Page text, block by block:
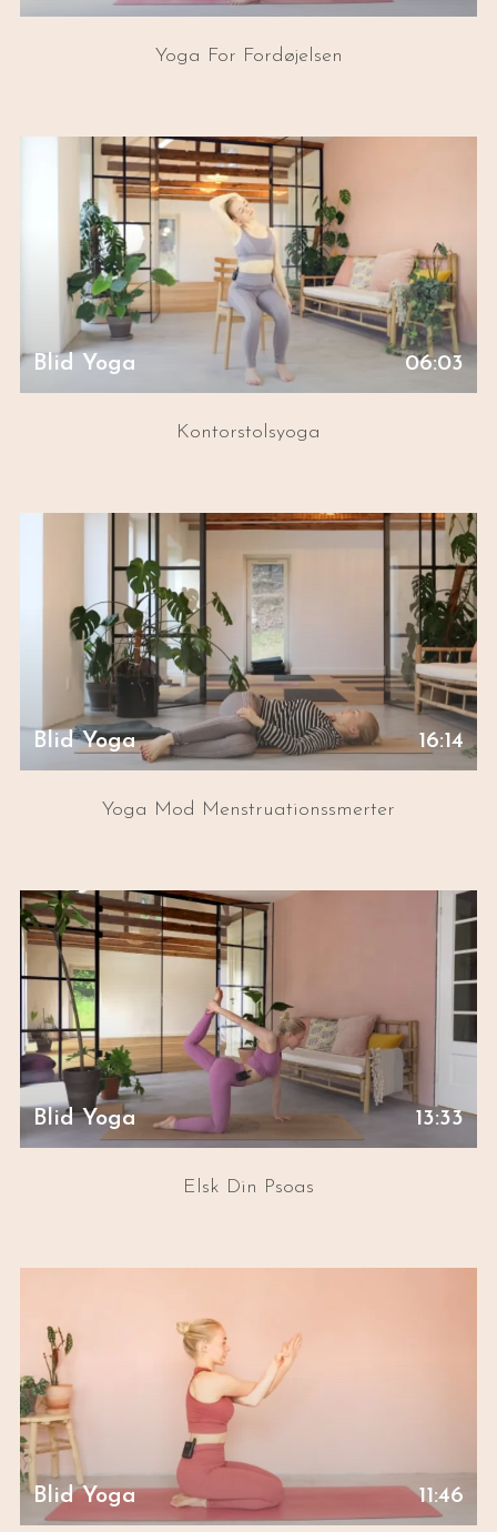
Yoga For Fordøjelsen
Blid Yoga 06:03
Kontorstolsyoga
Blid Yoga 16:14
Yoga Mod Menstruationssmerter
Blid Yoga 13:33
Elsk Din Psoas
Blid Yoga 11:46